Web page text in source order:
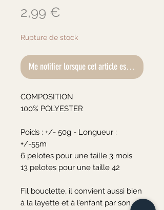
2,99 €
Rupture de stock
Me notifier lorsque cet article est disponible
COMPOSITION
100% POLYESTER
Poids : +/- 50g - Longueur :
+/-55m
6 pelotes pour une taille 3 mois
13 pelotes pour une taille 42
Fil bouclette, il convient aussi bien
à la layette et à l’enfant par son